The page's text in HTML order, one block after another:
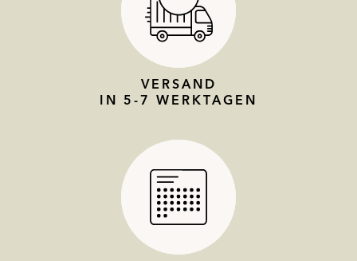
VERSAND
IN 5-7 WERKTAGEN